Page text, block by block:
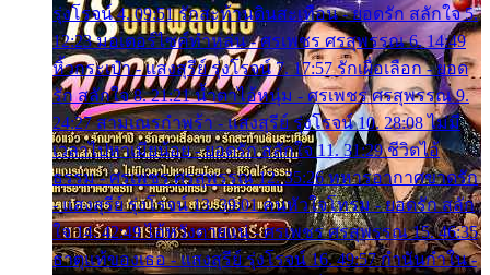
รุ่งโรจน์ 4. 09:51 รักสะท้านดินสะเทือน - ยอดรัก สลักใจ 5.
12:23 มอเตอร์ไซค์ทำหล่น - ศรเพชร ศรสุพรรณ 6. 14:49
หิ้วกระเป๋า - แสงสุรีย์ รุ่งโรจน์ 7. 17:57 รักเผื่อเลือก - ยอด
รัก สลักใจ 8. 21:21 น้ำตาไอ้หนุ่ม - ศรเพชร ศรสุพรรณ 9.
24:27 สามเณรกำพร้า - แสงสุรีย์ รุ่งโรจน์ 10. 28:08 ไม่มี
เวลาไปหาเมียน้อย - ยอดรัก สลักใจ 11. 31:29 ชีวิตไอ้
ธรรม - ศรเพชร ศรสุพรรณ 12. 35:26 ทหารอากาศขาดรัก
- แสงสุรีย์ รุ่งโรจน์ 13. 39:01 คนหัวใจโทรม - ยอดรัก สลัก
ใจ 14. 42:49 ไอ้หวังตายแน่ - ศรเพชร ศรสุพรรณ 15. 46:35
ธาตุแท้ของเธอ - แสงสุรีย์ รุ่งโรจน์ 16. 49:57 กำนันกำใน -